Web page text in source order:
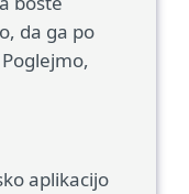
da ga po
aplikacijo